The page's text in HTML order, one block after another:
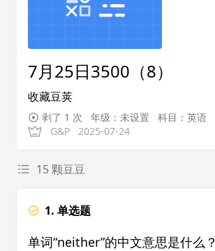
7月25日3500（8）
收藏豆荚
剥了 1 次 年级：未设置
科目：英语
G&P
2025-07-24
15 颗豆豆
1. 单选题
单词“neither”的中文意思是什么？